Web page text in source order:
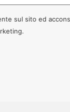
sul sito ed